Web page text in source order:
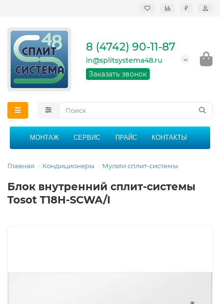
₽
кондиционеров в
области
График работы: 9:00 -
21:00 без перерыва и
8 (4742) 90-11-87
in@splitsystema48.ru
Заказать звонок
МОНТАЖ СЕРВИС ПРАЙС КОНТАКТЫ
Главная Кондиционеры Мульти сплит-системы
Блок внутренний сплит-системы
Tosot T18H-SCWA/I